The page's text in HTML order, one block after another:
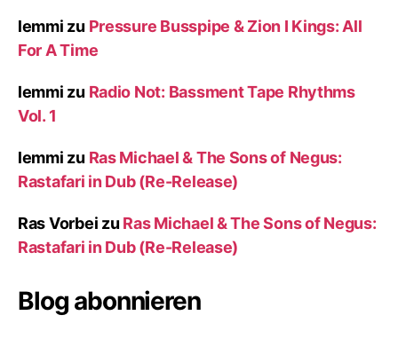
lemmi zu Pressure Busspipe & Zion I Kings: All
For A Time
lemmi zu Radio Not: Bassment Tape Rhythms
Vol. 1
lemmi zu Ras Michael & The Sons of Negus:
Rastafari in Dub (Re-Release)
Ras Vorbei zu Ras Michael & The Sons of Negus:
Rastafari in Dub (Re-Release)
Blog abonnieren